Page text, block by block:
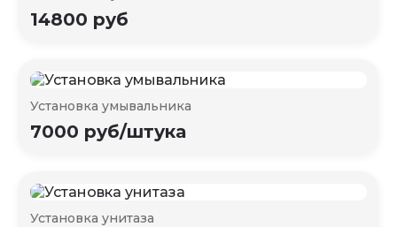
14800 руб
Установка умывальника
7000 руб/штука
Установка унитаза